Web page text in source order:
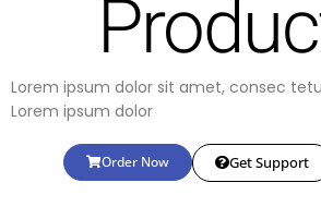
Lorem ipsum dolor sit amet, consec
Lorem ipsum dolor
Order Now Get Support